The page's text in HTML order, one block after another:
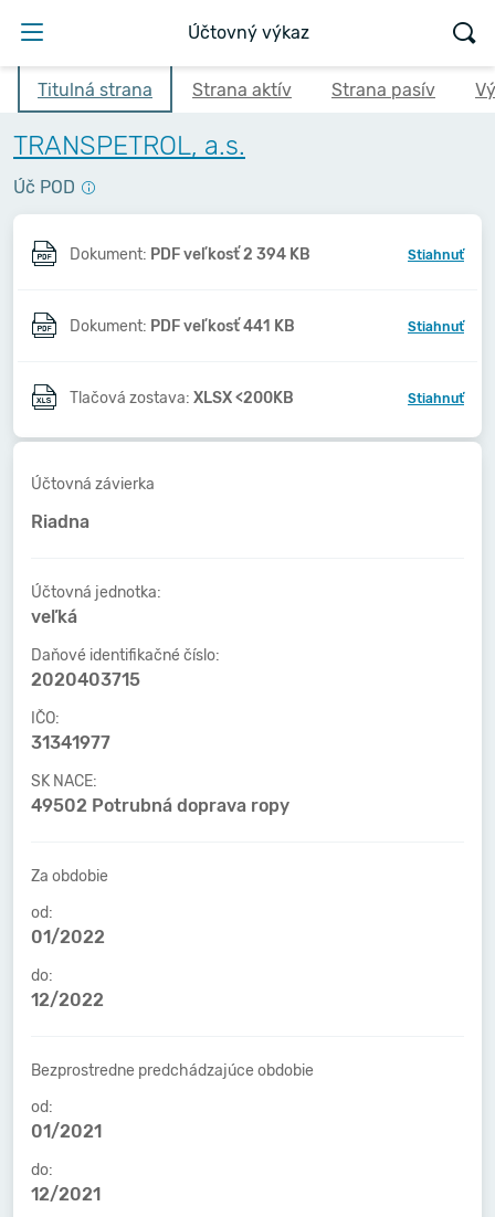
Účtovný výkaz
Titulná strana Strana aktív Strana pasív
TRANSPETROL, a.s.
Úč POD
Dokument: PDF veľkosť 2 394 KB Stiahnuť
Dokument: PDF veľkosť 441 KB Stiahnuť
Tlačová zostava: XLSX <200KB Stiahnuť
Účtovná závierka
Riadna
Účtovná jednotka:
veľká
Daňové identifikačné číslo:
2020403715
IČO:
31341977
SK NACE:
49502 Potrubná doprava ropy
Za obdobie
od:
01/2022
do:
12/2022
Bezprostredne predchádzajúce obdobie
od:
01/2021
do:
12/2021